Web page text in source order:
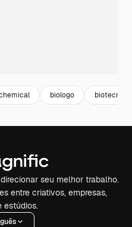
biologo
seu melhor trabalho.
entre criativos, empresas,
estúdios.